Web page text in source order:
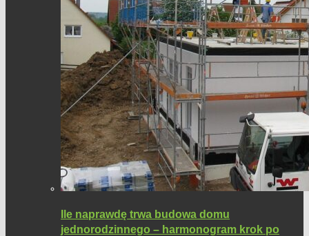
Ile naprawdę trwa budowa domu
jednorodzinnego – harmonogram krok po